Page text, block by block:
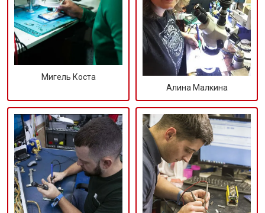
Мигель Коста
Алина Малкина